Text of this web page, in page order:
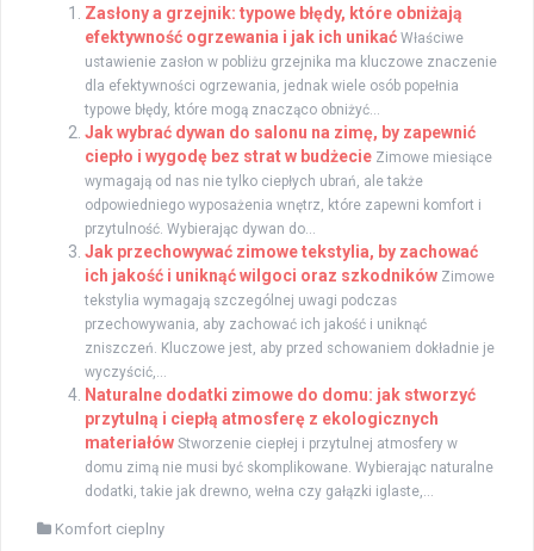
Zasłony a grzejnik: typowe błędy, które obniżają
efektywność ogrzewania i jak ich unikać Właściwe
ustawienie zasłon w pobliżu grzejnika ma kluczowe znaczenie
dla efektywności ogrzewania, jednak wiele osób popełnia
typowe błędy, które mogą znacząco obniżyć...
Jak wybrać dywan do salonu na zimę, by zapewnić
ciepło i wygodę bez strat w budżecie Zimowe miesiące
wymagają od nas nie tylko ciepłych ubrań, ale także
odpowiedniego wyposażenia wnętrz, które zapewni komfort i
przytulność. Wybierając dywan do...
Jak przechowywać zimowe tekstylia, by zachować
ich jakość i uniknąć wilgoci oraz szkodników Zimowe
tekstylia wymagają szczególnej uwagi podczas
przechowywania, aby zachować ich jakość i uniknąć
zniszczeń. Kluczowe jest, aby przed schowaniem dokładnie je
wyczyścić,...
Naturalne dodatki zimowe do domu: jak stworzyć
przytulną i ciepłą atmosferę z ekologicznych
materiałów Stworzenie ciepłej i przytulnej atmosfery w
domu zimą nie musi być skomplikowane. Wybierając naturalne
dodatki, takie jak drewno, wełna czy gałązki iglaste,...
Komfort cieplny